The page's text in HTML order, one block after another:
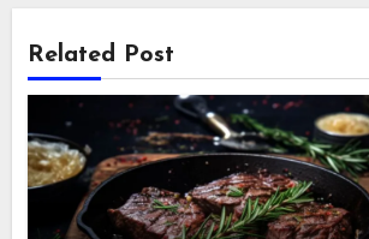
Related Post